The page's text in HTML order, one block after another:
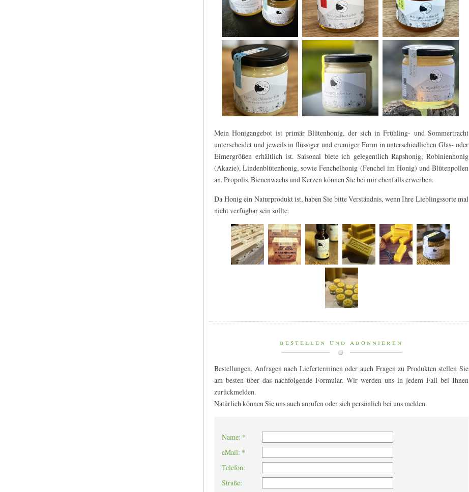
Mein Honigangebot ist primär Blütenhonig, der sich in Frühling- und Sommertracht
unterscheidet und jeweils in flüssiger und cremiger Form in unterschiedlichen Glas- oder
Eimergrößen erhältlich ist. Saisonal biete ich gelegentlich Rapshonig, Robinienhonig
(Akazie), Lindenblütenhonig, sowie Fenchelhonig (Fenchel im Honig) und Blütenpollen
an. Propolis, Bienenwachs und Kerzen können Sie bei mir ebenfalls erwerben.
Da Honig ein Naturprodukt ist, haben Sie bitte Verständnis, wenn Ihre Lieblingssorte mal
nicht verfügbar sein sollte.
bestellen und abonnieren
Bestellungen, Anfragen nach Lieferterminen oder auch Fragen zu Produkten stellen Sie
am besten über das nachfolgende Formular. Wir werden uns in jedem Fall bei Ihnen
zurückmelden.
Natürlich können Sie uns auch anrufen oder sich persönlich bei uns melden.
Name: *
eMail: *
Telefon:
Straße: